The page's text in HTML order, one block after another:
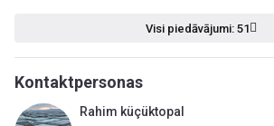
Visi piedāvājumi: 51
Kontaktpersonas
Rahim küçüktopal